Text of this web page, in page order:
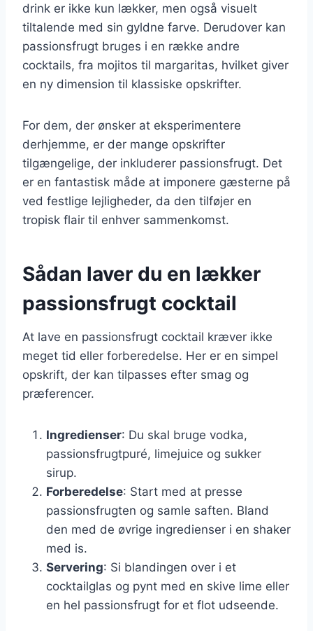
drink er ikke kun lækker, men også visuelt
tiltalende med sin gyldne farve. Derudover kan
passionsfrugt bruges i en række andre
cocktails, fra mojitos til margaritas, hvilket giver
en ny dimension til klassiske opskrifter.
For dem, der ønsker at eksperimentere
derhjemme, er der mange opskrifter
tilgængelige, der inkluderer passionsfrugt. Det
er en fantastisk måde at imponere gæsterne på
ved festlige lejligheder, da den tilføjer en
tropisk flair til enhver sammenkomst.
Sådan laver du en lækker
passionsfrugt cocktail
At lave en passionsfrugt cocktail kræver ikke
meget tid eller forberedelse. Her er en simpel
opskrift, der kan tilpasses efter smag og
præferencer.
Ingredienser: Du skal bruge vodka,
passionsfrugtpuré, limejuice og sukker
sirup.
Forberedelse: Start med at presse
passionsfrugten og samle saften. Bland
den med de øvrige ingredienser i en shaker
med is.
Servering: Si blandingen over i et
cocktailglas og pynt med en skive lime eller
en hel passionsfrugt for et flot udseende.